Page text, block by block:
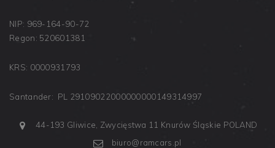
NIP: 969-164-90-72
Regon: 520601381
KRS: 0000931793
Santander: PL 29109022000000000149314997
44-193 Gliwice, Zwycięstwa 11 Knurów Śląskie POLAND
biuro@ramcars.pl